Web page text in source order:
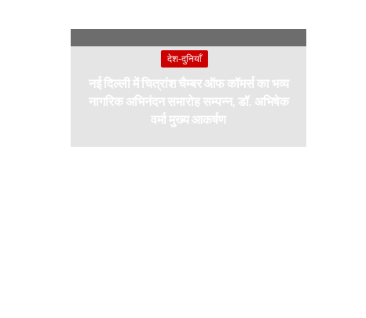
देश-दुनियाँ
नई दिल्ली में चित्रांश चैम्बर ऑफ कॉमर्स का भव्य
नागरिक अभिनंदन समारोह सम्पन्न, डॉ. अभिषेक
वर्मा मुख्य आकर्षण